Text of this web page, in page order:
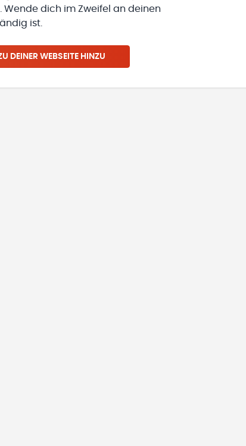
dich im Zweifel an deinen
ist.
DEINER WEBSEITE HINZU